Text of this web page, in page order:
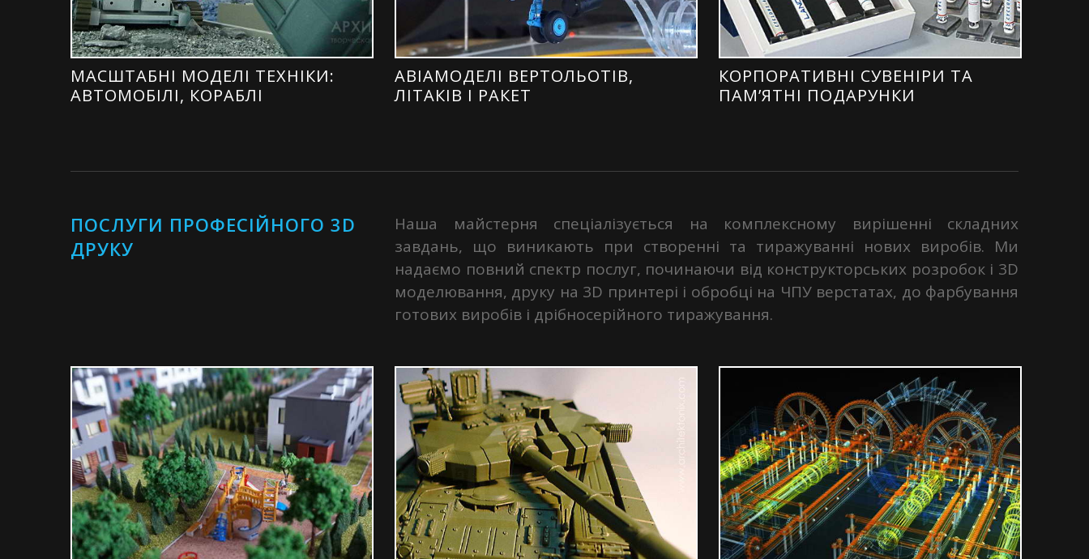
МАСШТАБНІ МОДЕЛІ ТЕХНІКИ:
АВТОМОБІЛІ, КОРАБЛІ
АВІАМОДЕЛІ ВЕРТОЛЬОТІВ,
ЛІТАКІВ І РАКЕТ
КОРПОРАТИВНІ СУВЕНІРИ ТА
ПАМ’ЯТНІ ПОДАРУНКИ
ПОСЛУГИ ПРОФЕСІЙНОГО 3D
ДРУКУ
Наша майстерня спеціалізується на комплексному вирішенні складних
завдань, що виникають при створенні та тиражуванні нових виробів. Ми
надаємо повний спектр послуг, починаючи від конструкторських розробок і 3D
моделювання, друку на 3D принтері і обробці на ЧПУ верстатах, до фарбування
готових виробів і дрібносерійного тиражування.